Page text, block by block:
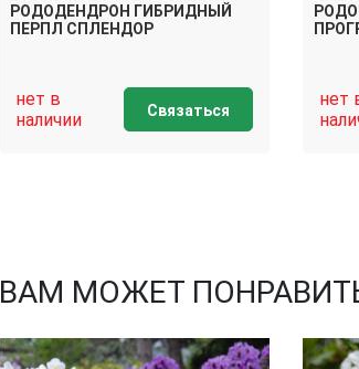
РОДОДЕНДРОН ГИБРИДНЫЙ
ПЕРПЛ СПЛЕНДОР
нет в
наличии
Связаться
нет
ВАМ МОЖЕТ